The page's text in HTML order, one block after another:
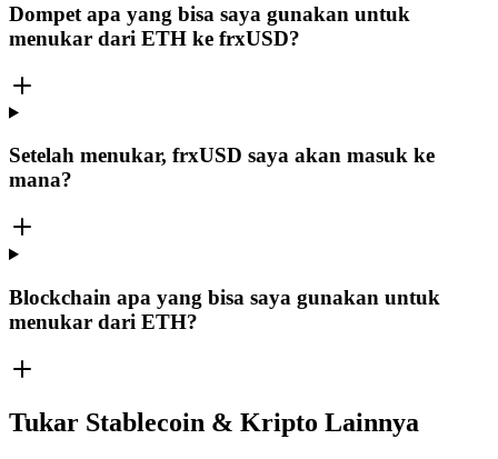
Dompet apa yang bisa saya gunakan untuk
menukar dari ETH ke frxUSD?
Setelah menukar, frxUSD saya akan masuk ke
mana?
Blockchain apa yang bisa saya gunakan untuk
menukar dari ETH?
Tukar Stablecoin & Kripto Lainnya